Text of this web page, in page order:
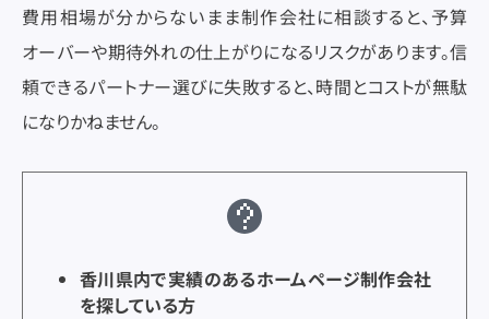
コンテンツマーケティング
SEO
SNS運用
コンテンツマーケティング
SEO
SNS運用
費用相場が分からないまま制作会社に相談すると、予算
オーバーや期待外れの仕上がりになるリスクがあります。信
頼できるパートナー選びに失敗すると、時間とコストが無駄
になりかねません。
香川県内で実績のあるホームページ制作会社
を探している方